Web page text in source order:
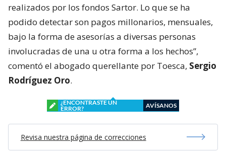
realizados por los fondos Sartor. Lo que se ha
podido detectar son pagos millonarios, mensuales,
bajo la forma de asesorías a diversas personas
involucradas de una u otra forma a los hechos”,
comentó el abogado querellante por Toesca, Sergio
Rodríguez Oro.
¿ENCONTRASTE UN
ERROR?
AVÍSANOS
Revisa nuestra página de correcciones